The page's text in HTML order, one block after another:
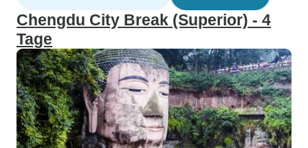
sagte mir
sollte. Dann half
Morgen zur U-
damit ich mit der
Flughafen fahren
meinen Flug aus
erreichen. Die U-
nicht früh genug
Chengdu City Break (Superior) - 4
Tage